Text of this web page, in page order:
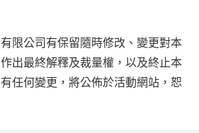
限公司有保留隨時修改、變更對本
出最終解釋及裁量權，以及終止本
任何變更，將公佈於活動網站，恕